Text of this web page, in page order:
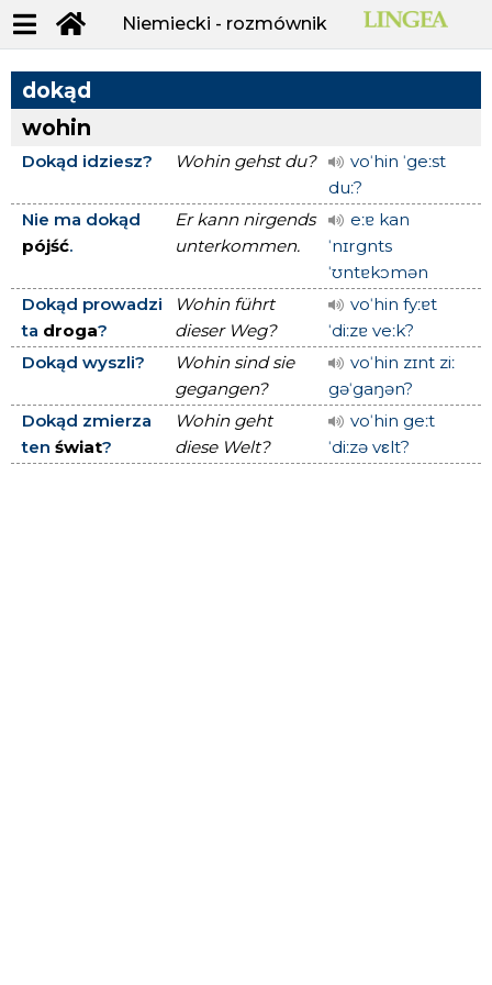
Niemiecki - rozmównik
dokąd
wohin
Dokąd idziesz? Wohin gehst du?
voˈhin ˈgeːst
duː?
Nie ma dokąd
pójść.
Er kann nirgends
unterkommen.
eːɐ kan
ˈnɪrgnts
ˈʊntɐkɔmən
Dokąd prowadzi
ta droga?
Wohin führt
dieser Weg?
voˈhin fyːɐt
ˈdiːzɐ veːk?
Dokąd wyszli?
Wohin sind sie
gegangen?
voˈhin zɪnt ziː
gəˈgaŋən?
Dokąd zmierza
ten świat?
Wohin geht
diese Welt?
voˈhin geːt
ˈdiːzə vεlt?